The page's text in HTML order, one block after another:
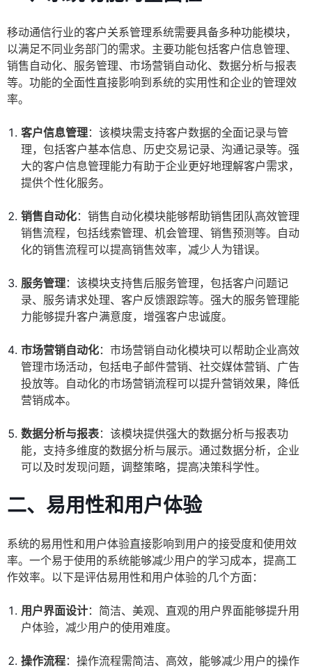
移动通信行业的客户关系管理系统需要具备多种功能模块，
以满足不同业务部门的需求。主要功能包括客户信息管理、
销售自动化、服务管理、市场营销自动化、数据分析与报表
等。功能的全面性直接影响到系统的实用性和企业的管理效
率。
客户信息管理：该模块需支持客户数据的全面记录与管
理，包括客户基本信息、历史交易记录、沟通记录等。强
大的客户信息管理能力有助于企业更好地理解客户需求，
提供个性化服务。
销售自动化：销售自动化模块能够帮助销售团队高效管理
销售流程，包括线索管理、机会管理、销售预测等。自动
化的销售流程可以提高销售效率，减少人为错误。
服务管理：该模块支持售后服务管理，包括客户问题记
录、服务请求处理、客户反馈跟踪等。强大的服务管理能
力能够提升客户满意度，增强客户忠诚度。
市场营销自动化：市场营销自动化模块可以帮助企业高效
管理市场活动，包括电子邮件营销、社交媒体营销、广告
投放等。自动化的市场营销流程可以提升营销效果，降低
营销成本。
数据分析与报表：该模块提供强大的数据分析与报表功
能，支持多维度的数据分析与展示。通过数据分析，企业
可以及时发现问题，调整策略，提高决策科学性。
二、易用性和用户体验
系统的易用性和用户体验直接影响到用户的接受度和使用效
率。一个易于使用的系统能够减少用户的学习成本，提高工
作效率。以下是评估易用性和用户体验的几个方面：
用户界面设计：简洁、美观、直观的用户界面能够提升用
户体验，减少用户的使用难度。
操作流程：操作流程需简洁、高效，能够减少用户的操作